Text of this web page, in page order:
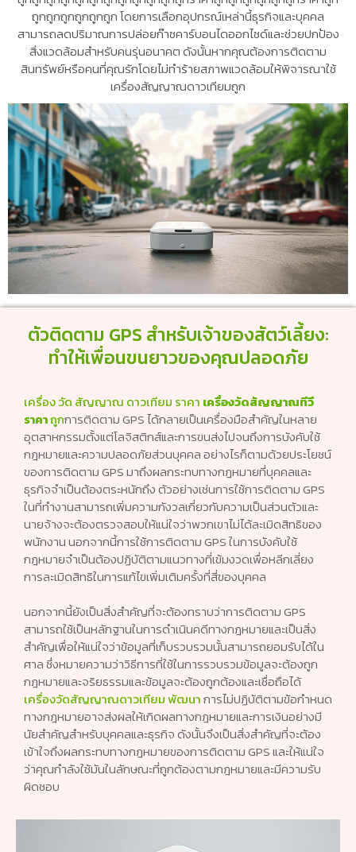
ถูกถูกถูกถูกถูกถูก โดยการเลือกอุปกรณ์เหล่านี้ธุรกิจและบุคคล
สามารถลดปริมาณการปล่อยก๊าซคาร์บอนไดออกไซด์และช่วยปกป้อง
สิ่งแวดล้อมสำหรับคนรุ่นอนาคต ดังนั้นหากคุณต้องการติดตาม
สินทรัพย์หรือคนที่คุณรักโดยไม่ทำร้ายสภาพแวดล้อมให้พิจารณาใช้
เครื่องสัญญาณดาวเทียมถูก
ตัวติดตาม GPS สำหรับเจ้าของสัตว์เลี้ยง:
ทำให้เพื่อนขนยาวของคุณปลอดภัย
เครื่อง วัด สัญญาณ ดาวเทียม ราคา เครื่องวัดสัญญาณทีวี
ราคาถูกการติดตาม GPS ได้กลายเป็นเครื่องมือสำคัญในหลาย
อุตสาหกรรมตั้งแต่โลจิสติกส์และการขนส่งไปจนถึงการบังคับใช้
กฎหมายและความปลอดภัยส่วนบุคคล อย่างไรก็ตามด้วยประโยชน์
ของการติดตาม GPS มาถึงผลกระทบทางกฎหมายที่บุคคลและ
ธุรกิจจำเป็นต้องตระหนักถึง ตัวอย่างเช่นการใช้การติดตาม GPS
ในที่ทำงานสามารถเพิ่มความกังวลเกี่ยวกับความเป็นส่วนตัวและ
นายจ้างจะต้องตรวจสอบให้แน่ใจว่าพวกเขาไม่ได้ละเมิดสิทธิของ
พนักงาน นอกจากนี้การใช้การติดตาม GPS ในการบังคับใช้
กฎหมายจำเป็นต้องปฏิบัติตามแนวทางที่เข้มงวดเพื่อหลีกเลี่ยง
การละเมิดสิทธิในการแก้ไขเพิ่มเติมครั้งที่สี่ของบุคคล
นอกจากนี้ยังเป็นสิ่งสำคัญที่จะต้องทราบว่าการติดตาม GPS
สามารถใช้เป็นหลักฐานในการดำเนินคดีทางกฎหมายและเป็นสิ่ง
สำคัญเพื่อให้แน่ใจว่าข้อมูลที่เก็บรวบรวมนั้นสามารถยอมรับได้ใน
ศาล ซึ่งหมายความว่าวิธีการที่ใช้ในการรวบรวมข้อมูลจะต้องถูก
กฎหมายและจริยธรรมและข้อมูลจะต้องถูกต้องและเชื่อถือได้
เครื่องวัดสัญญาณดาวเทียม พัฒนาการไม่ปฏิบัติตามข้อกำหนด
ทางกฎหมายอาจส่งผลให้เกิดผลทางกฎหมายและการเงินอย่างมี
นัยสำคัญสำหรับบุคคลและธุรกิจ ดังนั้นจึงเป็นสิ่งสำคัญที่จะต้อง
เข้าใจถึงผลกระทบทางกฎหมายของการติดตาม GPS และให้แน่ใจ
ว่าคุณกำลังใช้มันในลักษณะที่ถูกต้องตามกฎหมายและมีความรับ
ผิดชอบ